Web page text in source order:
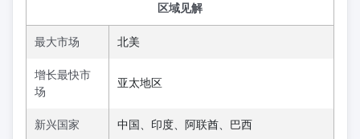
区域见解
最大市场 北美
增长最快市
场
亚太地区
新兴国家 中国、印度、阿联酋、巴西